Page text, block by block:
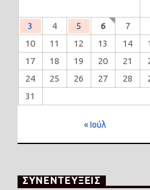
3
4 5 6 7
10
11 12 13 14
17
18 19 20 21
24
25 26 27 28
31
« Ιούλ
ΣΥΝΕΝΤΕΥΞΕΙΣ